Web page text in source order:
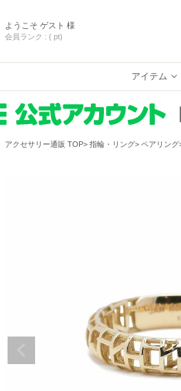
ようこそ ゲスト 様
会員ランク : ( pt)
アイテム
アクセサリー通販 TOP 指輪・リング ペアリング